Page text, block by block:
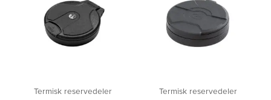
Termisk reservedeler
Termisk reservedeler